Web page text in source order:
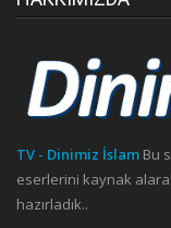
TV - Dinimiz İslam Bu
eserlerini kaynak
hazırladık..